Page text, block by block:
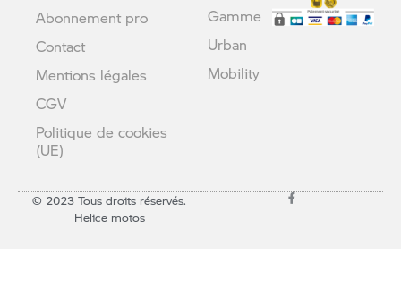
Abonnement pro
Contact
Mentions légales
CGV
Politique de cookies
(UE)
Gamme
Urban
Mobility
© 2023 Tous droits réservés.
Helice motos